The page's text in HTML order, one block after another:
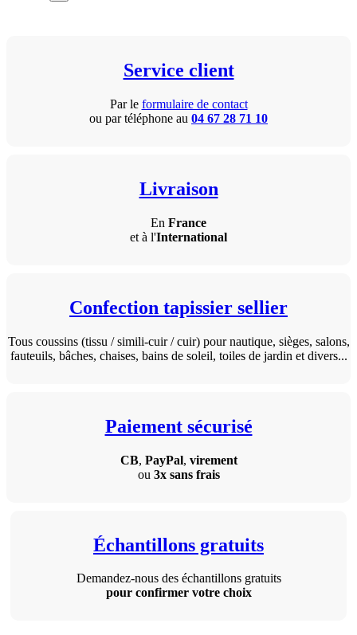
Service client
Par le formulaire de contact
ou par téléphone au 04 67 28 71 10
Livraison
En France
et à l'International
Confection tapissier sellier
Tous coussins (tissu / simili-cuir / cuir) pour nautique, sièges, salons,
fauteuils, bâches, chaises, bains de soleil, toiles de jardin et divers...
Paiement sécurisé
CB, PayPal, virement
ou 3x sans frais
Échantillons gratuits
Demandez-nous des échantillons gratuits
pour confirmer votre choix